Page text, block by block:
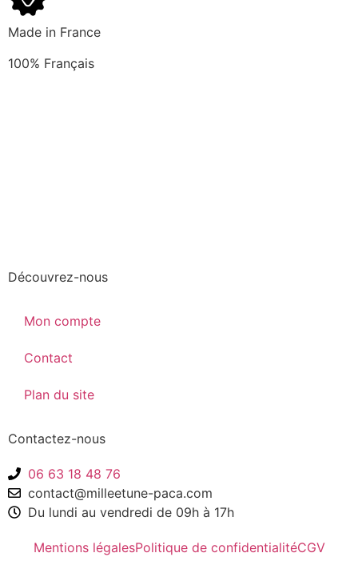
Made in France
100% Français
Découvrez-nous
Mon compte
Contact
Plan du site
Contactez-nous
06 63 18 48 76
contact@milleetune-paca.com
Du lundi au vendredi de 09h à 17h
Mentions légalesPolitique de confidentialitéCGV